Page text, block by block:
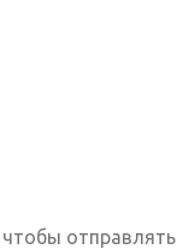
чтобы отправлять